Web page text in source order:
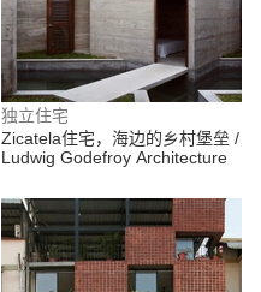
独立住宅
Zicatela住宅，海边的乡村堡垒 /
Ludwig Godefroy Architecture